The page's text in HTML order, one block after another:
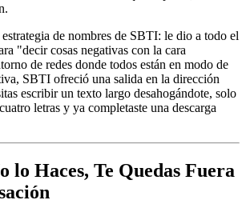
de nombres de SBTI: le dio a todo el
"decir cosas negativas con la cara
de redes donde todos están en modo de
SBTI ofreció una salida en la dirección
escribir un texto largo desahogándote, solo
letras y ya completaste una descarga
lo Haces, Te Quedas Fuera